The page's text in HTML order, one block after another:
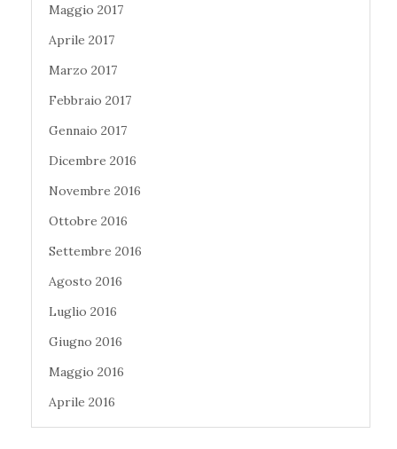
Maggio 2017
Aprile 2017
Marzo 2017
Febbraio 2017
Gennaio 2017
Dicembre 2016
Novembre 2016
Ottobre 2016
Settembre 2016
Agosto 2016
Luglio 2016
Giugno 2016
Maggio 2016
Aprile 2016